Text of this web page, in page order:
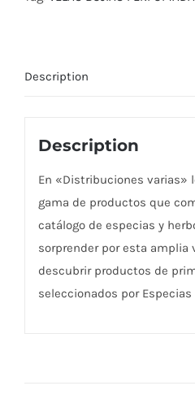
Description
Description
En «Distribuciones varias»
gama de productos que
catálogo de especias y
sorprender por esta amplia
descubrir productos de
seleccionados por Especias